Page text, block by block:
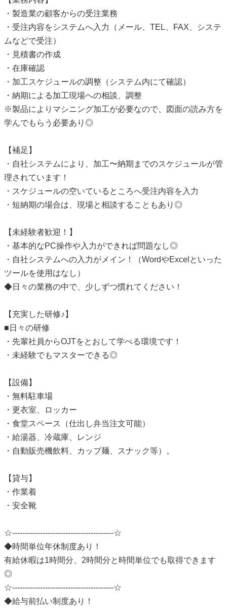
・製造業の顧客からの受注業務
・受注内容をシステムへ入力（メール、TEL、FAX、システ
ムなどで受注）
・見積書の作成
・在庫確認
・加工スケジュールの調整（システム内にて確認）
・納期による加工現場への相談、調整
※製品によりマシニング加工が必要なので、図面の読み方を
学んでもらう必要あり◎
【補足】
・自社システムにより、加工〜納期までのスケジュールが管
理されています！
・スケジュールの空いているところへ受注内容を入力
・短納期の場合は、現場と相談することもあり◎
【未経験者歓迎！】
・基本的なPC操作や入力ができれば問題なし◎
・自社システムへの入力がメイン！（WordやExcelといった
ツールを使用はなし）
◆日々の業務の中で、少しずつ慣れてください！
【充実した研修♪】
■日々の研修
・先輩社員からOJTをとおして学べる環境です！
・未経験でもマスターできる◎
【設備】
・無料駐車場
・更衣室、ロッカー
・食堂スペース（仕出し弁当注文可能）
・給湯器、冷蔵庫、レンジ
・自動販売機飲料、カップ麺、スナック等）。
【貸与】
・作業着
・安全靴
☆----------------------------------------☆
◆時間単位年休制度あり！
有給休暇は1時間分、2時間分と時間単位でも取得できます
◎
☆----------------------------------------☆
◆給与前払い制度あり！